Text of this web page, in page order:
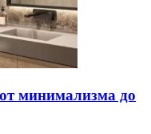
минимализма до